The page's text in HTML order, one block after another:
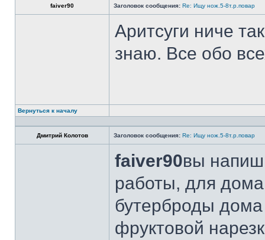
faiver90 Заголовок сообщения: Re: Ищу нож.5-8т.р.повар
Аритсуги ниче
знаю. Все обо
Вернуться к началу
Дмитрий Колотов Заголовок сообщения: Re: Ищу нож.5-8т.р.повар
faiver90вы
работы, для
бутерброды дома
фруктовой